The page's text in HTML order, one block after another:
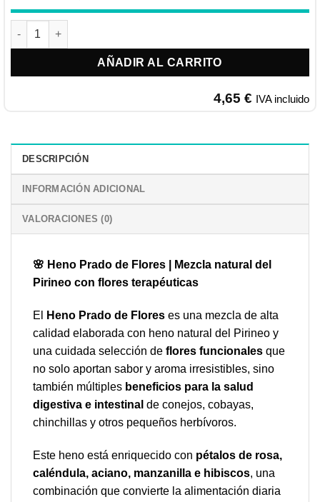
ORYCS Heno Prado de Flores 500GR cantidad
AÑADIR AL CARRITO
4,65 € IVA incluido
DESCRIPCIÓN
INFORMACIÓN ADICIONAL
VALORACIONES (0)
🌸 Heno Prado de Flores | Mezcla natural del
Pirineo con flores terapéuticas
El Heno Prado de Flores es una mezcla de alta
calidad elaborada con heno natural del Pirineo y
una cuidada selección de flores funcionales que
no solo aportan sabor y aroma irresistibles, sino
también múltiples beneficios para la salud
digestiva e intestinal de conejos, cobayas,
chinchillas y otros pequeños herbívoros.
Este heno está enriquecido con pétalos de rosa,
caléndula, aciano, manzanilla e hibiscos, una
combinación que convierte la alimentación diaria